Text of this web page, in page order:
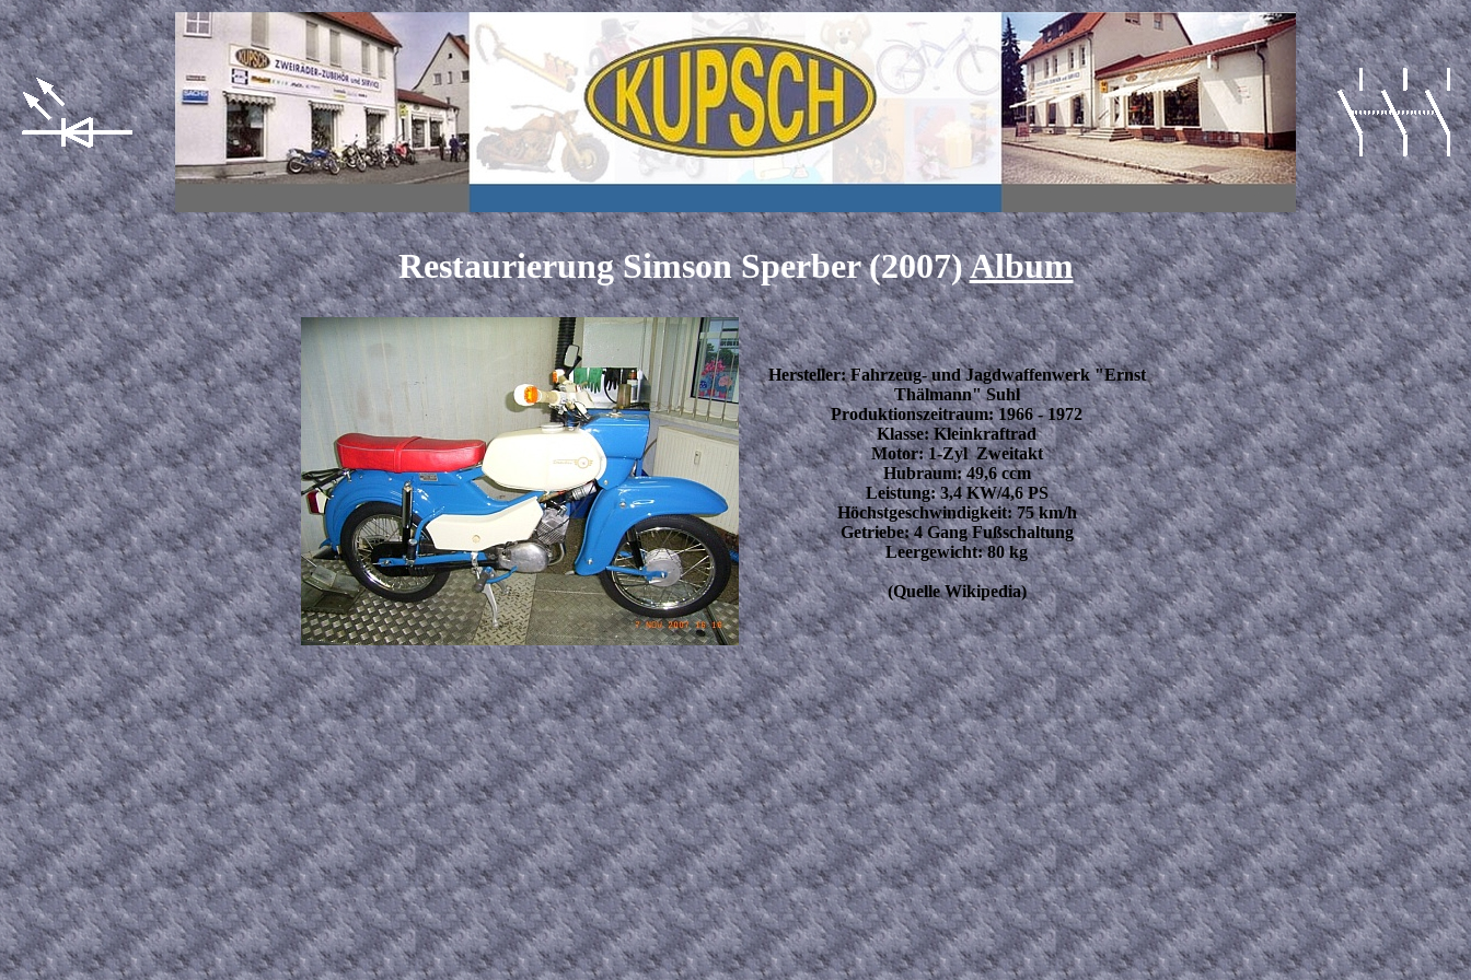
Restaurierung Simson Sperber (2007)Album
Hersteller: Fahrzeug- und Jagdwaffenwerk "Ernst
Thälmann" Suhl
Produktionszeitraum: 1966 - 1972
Klasse: Kleinkraftrad
Motor: 1-Zyl Zweitakt
Hubraum: 49,6 ccm
Leistung: 3,4 KW/4,6 PS
Höchstgeschwindigkeit: 75 km/h
Getriebe: 4 Gang Fußschaltung
Leergewicht: 80 kg
(Quelle Wikipedia)